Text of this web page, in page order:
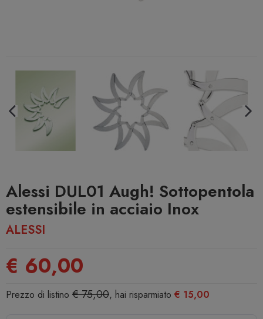
Alessi DUL01 Augh! Sottopentola
estensibile in acciaio Inox
ALESSI
€ 60,00
Prezzo di listino € 75,00, hai risparmiato € 15,00